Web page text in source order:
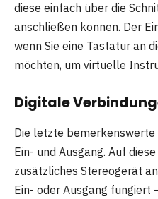
diese einfach über die
anschließen können. Der
wenn Sie eine Tastatur an
möchten, um virtuelle
Digitale
Die letzte bemerkenswerte
Ein- und Ausgang. Auf
zusätzliches Stereogerät
Ein- oder Ausgang fungiert